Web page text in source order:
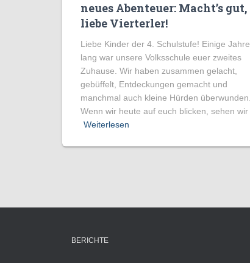
neues Abenteuer: Macht’s gut,
liebe Vierterler!
Liebe Kinder der 4. Schulstufe! Einige Jahre
lang war unsere Volksschule euer zweites
Zuhause. Wir haben zusammen gelacht,
gebüffelt, Entdeckungen gemacht und
manchmal auch kleine Hürden überwunden.
Wenn wir heute auf euch blicken, sehen wir
Weiterlesen
BERICHTE